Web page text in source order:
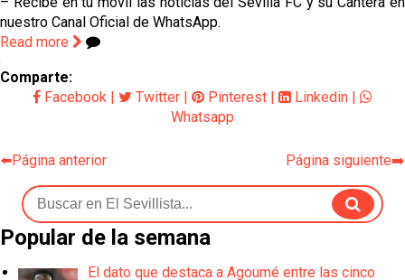
nuestro Canal Oficial de WhatsApp.
Read more
Comparte:
Facebook
Twitter Pinterest Linkedin
Whatsapp
⬅️Página anterior Página siguiente➡️
Popular de la semana
El dato que destaca a Agoumé entre las cinco